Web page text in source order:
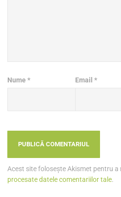
Nume * Email*
Acest site folosește Akismet pentru a
procesate datele comentariilor tale.